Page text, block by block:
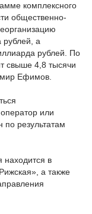
комплексного
общественно-
рублей, а
рублей. По
свыше 4,8 тысячи
Ефимов.
или
по результатам
находится в
а также